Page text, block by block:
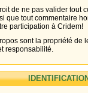
de ne pas valider tout
que tout commentaire
participation à Cridem!
sont la propriété de
responsabilité.